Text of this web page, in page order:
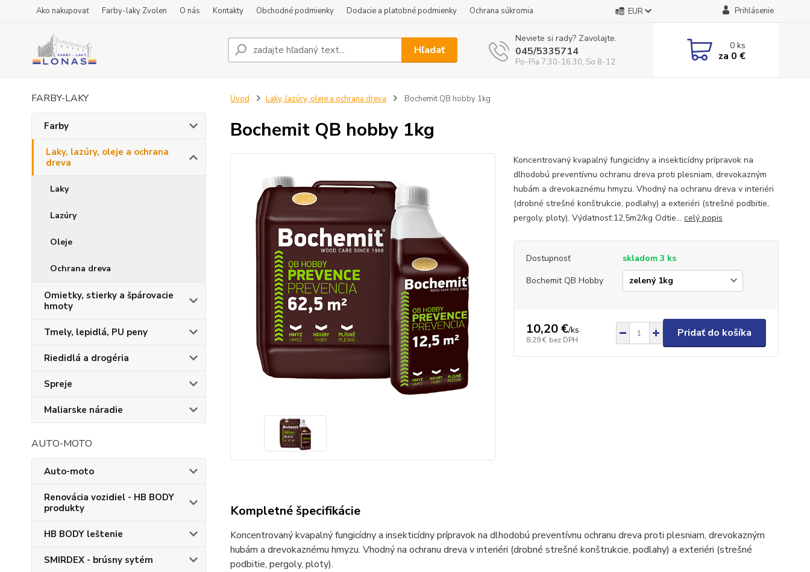
Ako nakupovať Farby-laky Zvolen O nás Kontakty Obchodné podmienky Dodacie a platobné podmienky Ochrana súkromia EUR Prihlásenie
Hľadať
Neviete si rady? Zavolajte.
045/5335714
Po-Pia 7:30-16.30, So 8-12
0ks
za 0 €
FARBY-LAKY
Farby
Laky, lazúry, oleje a ochrana
dreva
Laky
Lazúry
Oleje
Ochrana dreva
Omietky, stierky a špárovacie
hmoty
Tmely, lepidlá, PU peny
Riedidlá a drogéria
Spreje
Maliarske náradie
AUTO-MOTO
Auto-moto
Renovácia vozidiel - HB BODY
produkty
HB BODY leštenie
SMIRDEX - brúsny sytém
Úvod Laky, lazúry, oleje a ochrana dreva Bochemit QB hobby 1kg
Bochemit QB hobby 1kg
Koncentrovaný kvapalný fungicídny a insekticídny prípravok na
dlhodobú preventívnu ochranu dreva proti plesniam, drevokazným
hubám a drevokaznému hmyzu. Vhodný na ochranu dreva v interiéri
(drobné strešné konštrukcie, podlahy) a exteriéri (strešné podbitie,
pergoly, ploty). Výdatnosť:12,5m2/kg Odtie... celý popis
Dostupnosť
skladom 3 ks
Bochemit QB Hobby
10,20 €/ks
8,29 € bez DPH
Pridať do košíka
Kompletné špecifikácie
Koncentrovaný kvapalný fungicídny a insekticídny prípravok na dlhodobú preventívnu ochranu dreva proti plesniam, drevokazným
hubám a drevokaznému hmyzu. Vhodný na ochranu dreva v interiéri (drobné strešné konštrukcie, podlahy) a exteriéri (strešné
podbitie, pergoly, ploty).